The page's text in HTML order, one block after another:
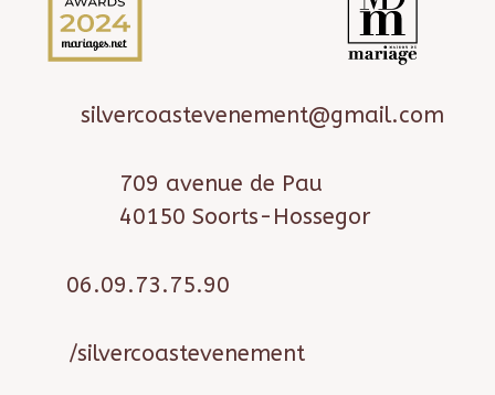
silvercoastevenement@gmail.com
709 avenue de Pau
40150 Soorts-Hossegor
06.09.73.75.90
/silvercoastevenement